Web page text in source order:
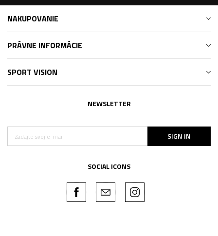
NAKUPOVANIE
PRÁVNE INFORMÁCIE
SPORT VISION
NEWSLETTER
SIGN IN
SOCIAL ICONS